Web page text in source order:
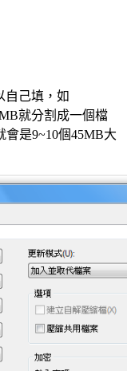
自己填，如
就分割成一個檔
是9~10個45MB大